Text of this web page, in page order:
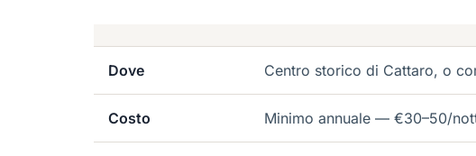
Dove Centro storico di Cattaro, o
Costo Minimo annuale — €30–50/